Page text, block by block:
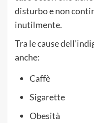
disturbo e non
inutilmente.
Tra le cause
anche:
Caffè
Sigarette
Obesità